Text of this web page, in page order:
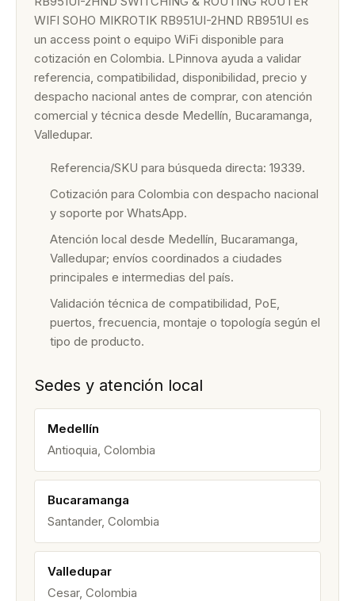
WIFI SOHO MIKROTIK RB951UI-2HND RB951UI es
un access point o equipo WiFi disponible para
cotización en Colombia. LPinnova ayuda a validar
referencia, compatibilidad, disponibilidad, precio y
despacho nacional antes de comprar, con atención
comercial y técnica desde Medellín, Bucaramanga,
Valledupar.
Referencia/SKU para búsqueda directa: 19339.
Cotización para Colombia con despacho nacional
y soporte por WhatsApp.
Atención local desde Medellín, Bucaramanga,
Valledupar; envíos coordinados a ciudades
principales e intermedias del país.
Validación técnica de compatibilidad, PoE,
puertos, frecuencia, montaje o topología según el
tipo de producto.
Sedes y atención local
Medellín
Antioquia, Colombia
Bucaramanga
Santander, Colombia
Valledupar
Cesar, Colombia